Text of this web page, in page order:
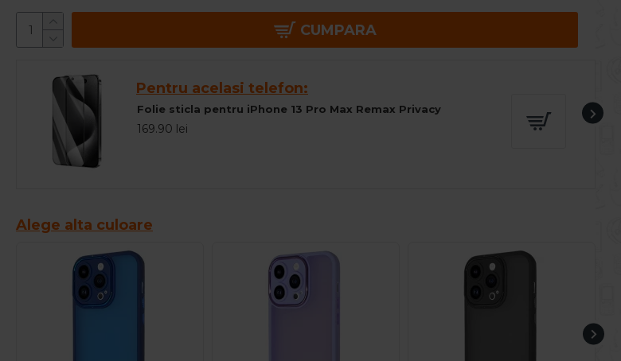
CUMPARA
Pentru acelasi telefon:
Folie sticla pentru iPhone 13 Pro Max Remax Privacy
169.90 lei
Alege alta culoare